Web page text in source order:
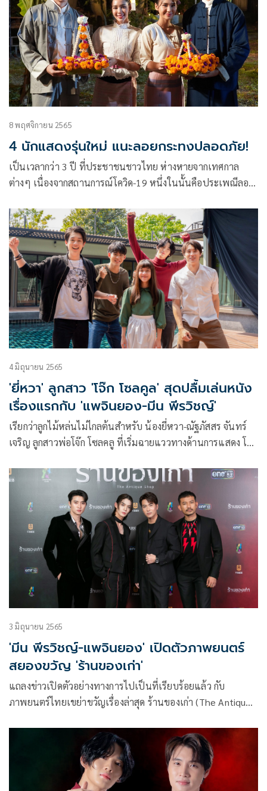
8 พฤศจิกายน 2565
4 นักแสดงรุ่นใหม่ แนะลอยกระทงปลอดภัย!
เป็นเวลากว่า 3 ปี ที่ประชาชนชาวไทย ห่างหายจากเทศกาล
ต่างๆ เนื่องจากสถานการณ์โควิด-19 หนึ่งในนั้นคือประเพณีลอย
ร่วมสืบสานประเพณีลอยกระทง ประจำปี 2565 ภายใต้แนวคิด
ลอยกระทงวิถีใหม่ สืบสาน ประเพณีไทย สู่ความยั่งยืน โดยใช้
ผลิตภัณฑ์ท้องถิ่น ทำกระทงจากวัสดุธรรมชาติเป็นมิตรกับสิ่ง
แวดล้อม
4 มิถุนายน 2565
'ยี่หวา' ลูกสาว 'โจ๊ก โซลคูล' สุดปลื้มเล่นหนัง
เรื่องแรกกับ 'แพจินยอง-มีน พีรวิชญ์'
เรียกว่าลูกไม้หล่นไม่ไกลต้นสำหรับ น้องยี่หวา-ณัฐภัสสร จันทร์
เจริญ ลูกสาวพ่อโจ๊ก โซลคลู ที่เริ่มฉายแววทางด้านการแสดง โดย
แสดงพระเอกมากฝีมืออย่าง มีน พีรวิชญ์ และ นักแสดงจาก
เกาหลีใต้ อย่าง แพจินยอง (BAEJINYOUNG) ศิลปิน KPOP
สมาชิกวง CIX ซึ่งถือว่าเป็นครั้งแรกของ แพจินยอง ที่มีโอกาสได้
แสดงภาพยนตร์เป็นครั้งแรกเช่นกัน
3 มิถุนายน 2565
'มีน พีรวิชญ์-แพจินยอง' เปิดตัวภาพยนตร์
สยองขวัญ 'ร้านของเก่า'
แถลงข่าวเปิดตัวอย่างทางการไปเป็นที่เรียบร้อยแล้ว กับ
ภาพยนตร์ไทยเขย่าขวัญเรื่องล่าสุด ร้านของเก่า (The Antique
ศูนย์การค้าสยามพารากอน ที่ทาง บริษัท เลยดูดี สตูดิโอ จำกัด
นำโดย เอ๋-ศุภกร เหรียญสุวรรณ กรรมการผู้จัดการ จับมือกับ
บริษัทมีเดียมาแรงจากประเทศสิงคโปร์ อย่าง บริษัท Nootalk
Media จำกัด นำโดย แดสมอน โกะ (Mr.Dasmond Koh)